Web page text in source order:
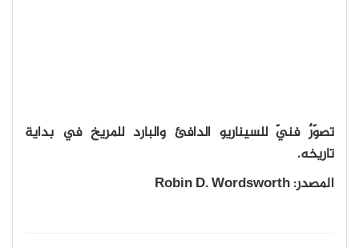
تصوّرٌ فنيّ للسيناريو الدافئ والبارد للمريخ في بداية
تاريخه.
المصدر: Robin D. Wordsworth